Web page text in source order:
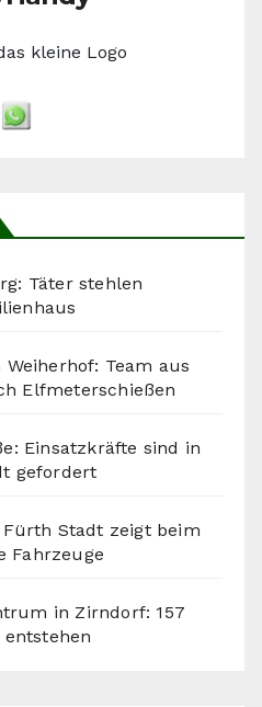
kleine Logo
Täter stehlen
Team aus
Elfmeterschießen
Einsatzkräfte sind in
gefordert
Stadt zeigt beim
Fahrzeuge
in Zirndorf: 157